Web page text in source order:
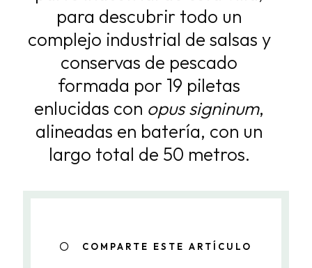
para descubrir todo un
complejo industrial de salsas y
conservas de pescado
formada por 19 piletas
enlucidas con opus signinum,
alineadas en batería, con un
largo total de 50 metros.
COMPARTE ESTE ARTÍCULO